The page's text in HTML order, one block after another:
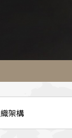
架構